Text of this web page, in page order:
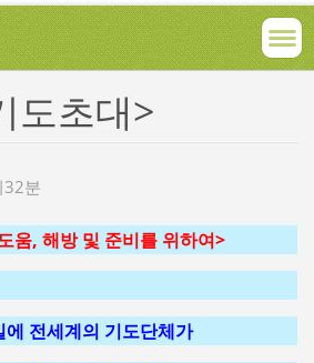
도초대>
분
움, 해방 및 준비를 위하여>
에 전세계의 기도단체가